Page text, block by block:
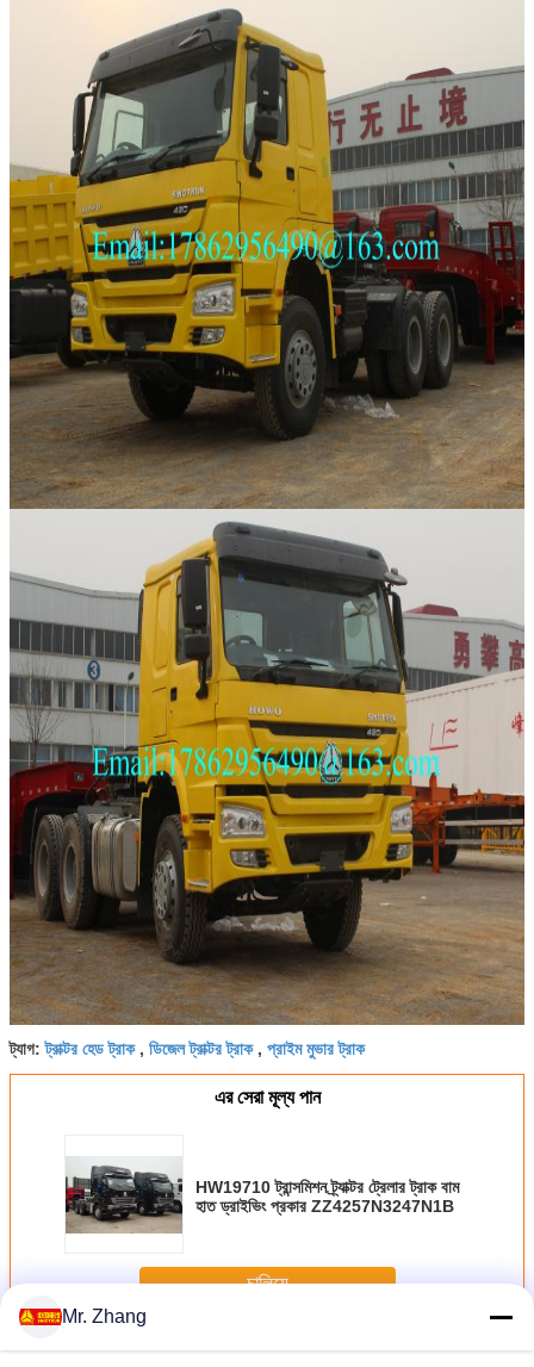
ট্যাগ:ট্রাক্টর হেড ট্রাক, ডিজেল ট্রাক্টর ট্রাক, প্রাইম মুভার ট্রাক
এর সেরা মূল্য পান
HW19710 ট্রান্সমিশন ট্র্যাক্টর ট্রেলার ট্রাক বাম
হাত ড্রাইভিং প্রকার ZZ4257N3247N1B
চালিয়ে
অধিকট্রাক্টর ট্রেলার ট্রাক
Mr. Zhang